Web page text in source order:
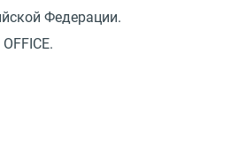
Федерации.